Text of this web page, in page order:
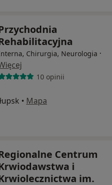
Chirurgia, Neurologia ·
10 opinii
• Mapa
Centrum
i
im.